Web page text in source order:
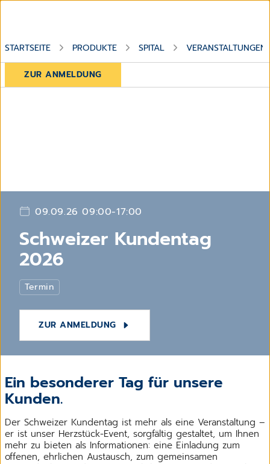
STARTSEITE PRODUKTE SPITAL VERANSTALTUNGEN
ZUR ANMELDUNG
09.09.26 09:00-17:00
Schweizer Kundentag
2026
Termin
ZUR ANMELDUNG
Ein besonderer Tag für unsere
Kunden.
Der Schweizer Kundentag ist mehr als eine Veranstaltung –
er ist unser Herzstück-Event, sorgfältig gestaltet, um Ihnen
mehr zu bieten als Informationen: eine Einladung zum
offenen, ehrlichen Austausch, zum gemeinsamen